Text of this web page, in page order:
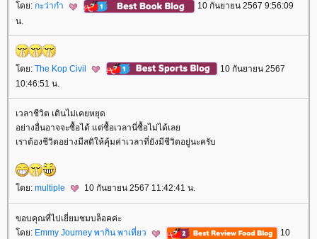
ดย: กะว่าก๋า
10 กันยายน 2567 9:56:09
น.
ดย: The Kop Civil
10 กันยายน 2567
10:46:51 น.
เวลาชีวิต เดินไม่เคยหยุด
อย่างอื่นอาจจะซื้อได้ แต่ซื้อเวลานี่ซื้อไม่ได้เล
เราต้องชีวิตอย่างมีสติให้คุ้มค่าเวลาที่ยังมีชีวิตอยู่นะครับ
ดย: multiple 10 กันยายน 2567 11:42:41 น.
ขอบคุณที่ไปเยี่ยมชมบล็อคค่ะ
ดย: Emmy Journey พากิน พาเที่ยว
10